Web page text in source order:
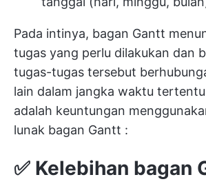
Pada intinya, bagan Gantt
tugas yang perlu dilakukan dan
tugas-tugas tersebut
lain dalam jangka waktu
adalah keuntungan
lunak bagan Gantt :
✅ Kelebihan bagan